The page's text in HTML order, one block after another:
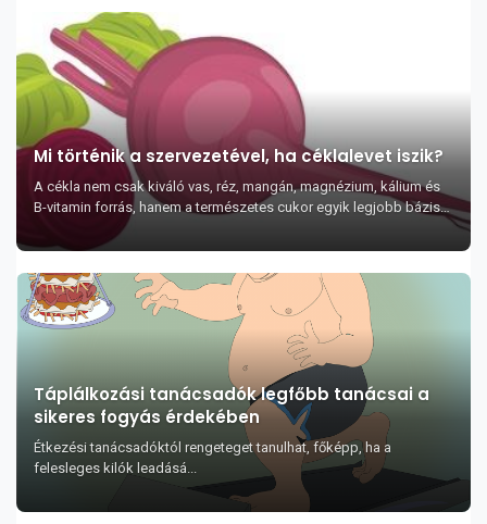
Mi történik a szervezetével, ha céklalevet iszik?
A cékla nem csak kiváló vas, réz, mangán, magnézium, kálium és
B-vitamin forrás, hanem a természetes cukor egyik legjobb bázisa.
Valójában a cukornád u...
Táplálkozási tanácsadók legfőbb tanácsai a
sikeres fogyás érdekében
Étkezési tanácsadóktól rengeteget tanulhat, főképp, ha a
felesleges kilók leadásá...